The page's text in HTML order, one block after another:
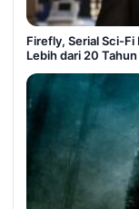
Firefly, Serial Sci-
Lebih dari 20